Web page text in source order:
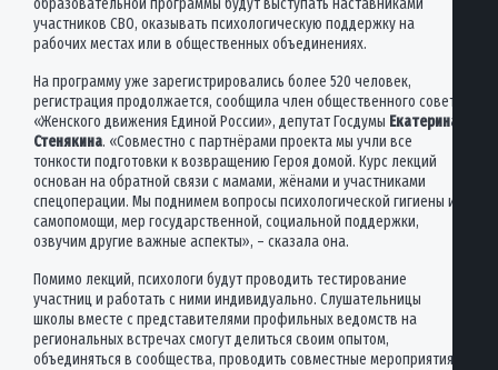
образовательной программы будут выступать наставниками
участников СВО, оказывать психологическую поддержку на
рабочих местах или в общественных объединениях.
На программу уже зарегистрировались более 520 человек,
регистрация продолжается, сообщила член общественного совета
«Женского движения Единой России», депутат Госдумы Екатерина
Стенякина. «Совместно с партнёрами проекта мы учли все
тонкости подготовки к возвращению Героя домой. Курс лекций
основан на обратной связи с мамами, жёнами и участниками
спецоперации. Мы поднимем вопросы психологической гигиены и
самопомощи, мер государственной, социальной поддержки,
озвучим другие важные аспекты», – сказала она.
Помимо лекций, психологи будут проводить тестирование
участниц и работать с ними индивидуально. Слушательницы
школы вместе с представителями профильных ведомств на
региональных встречах смогут делиться своим опытом,
объединяться в сообщества, проводить совместные мероприятия.